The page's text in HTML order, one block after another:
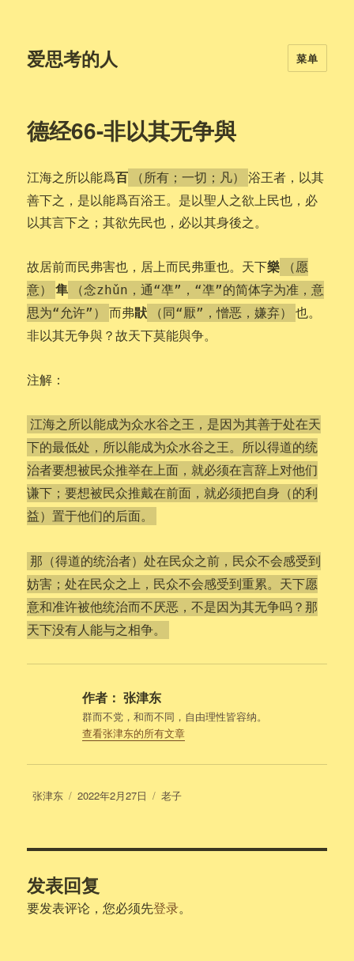
爱思考的人 菜单
德经66-非以其无争與
江海之所以能爲百 （所有；一切；凡）
浴王者，以其
善下之，是以能爲百浴王。是以聖人之欲上民也，必
以其言下之；其欲先民也，必以其身後之。
故居前而民弗害也，居上而民弗重也。天下樂
（愿
意）
隼
（念zhǔn，通“凖”，“凖”的简体字为准，意
思为“允许”）
而弗猒 （同“厭”，憎恶，嫌弃）
也。
非以其无争與？故天下莫能與争。
注解：
江海之所以能成为众水谷之王，是因为其善于处在天
下的最低处，所以能成为众水谷之王。所以得道的统
治者要想被民众推举在上面，就必须在言辞上对他们
谦下；要想被民众推戴在前面，就必须把自身（的利
益）置于他们的后面。
那（得道的统治者）处在民众之前，民众不会感受到
妨害；处在民众之上，民众不会感受到重累。天下愿
意和准许被他统治而不厌恶，不是因为其无争吗？那
天下没有人能与之相争。
作者： 张津东
群而不党，和而不同，自由理性皆容纳。
查看张津东的所有文章
作
张津东
发
2022年2月27日
分
老子
发表回复
要发表评论，您必须先登录。